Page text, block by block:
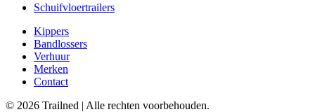
Schuifvloertrailers
Kippers
Bandlossers
Verhuur
Merken
Contact
© 2026 Trailned | Alle rechten voorbehouden.